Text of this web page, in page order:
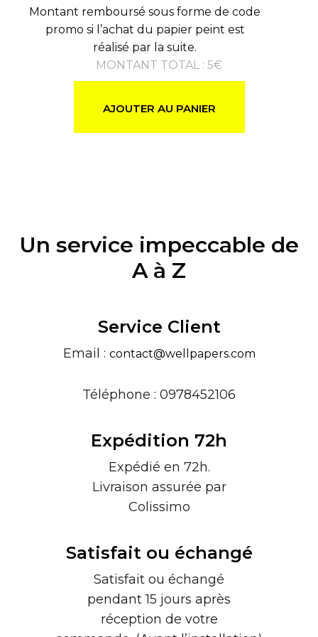
Montant remboursé sous forme de code
promo si l’achat du papier peint est
réalisé par la suite.
MONTANT TOTAL : 5€
AJOUTER AU PANIER
Un service impeccable de
A à Z
Service Client
Email : contact@wellpapers.com
Téléphone : 0978452106
Expédition 72h
Expédié en 72h.
Livraison assurée par
Colissimo
Satisfait ou échangé
Satisfait ou échangé
pendant 15 jours après
réception de votre